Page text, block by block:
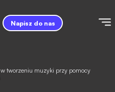
Napisz do nas